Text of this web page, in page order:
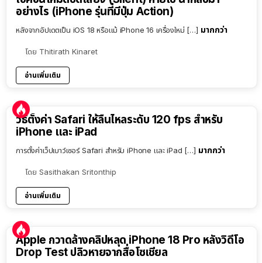
อย่างไร (iPhone รุ่นที่มีปุ่ม Action)
หลังจากอัปเดตเป็น iOS 18 หรือแม้ iPhone 16 เครื่องใหม่ […] มากกว่า
โดย Thitirath Kinaret
อ่านเพิ่มเติม
วิธีตั้งค่า Safari ให้ลื่นไหลระดับ 120 fps สำหรับ
iPhone และ iPad
การตั้งค่าเว็ปเบาว์เซอร์ Safari สำหรับ iPhone และ iPad […] มากกว่า
โดย Sasithakan Sritonthip
อ่านเพิ่มเติม
Apple กวาดล้างคลิปหลุด iPhone 18 Pro หลังวิดีโอ
Drop Test ปลิวหายจากสื่อโซเชียล